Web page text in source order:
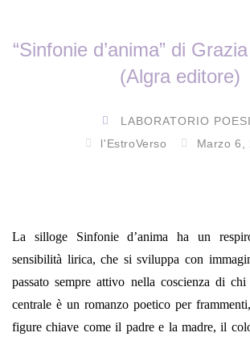
“Sinfonie d’anima” di
(Algra editore)
LABORATORIO
l'EstroVerso
Marzo 6,
La silloge Sinfonie d’anima ha un
sensibilità lirica, che si sviluppa con
passato sempre attivo nella coscienza di
centrale è un romanzo poetico per
figure chiave come il padre e la madre, il